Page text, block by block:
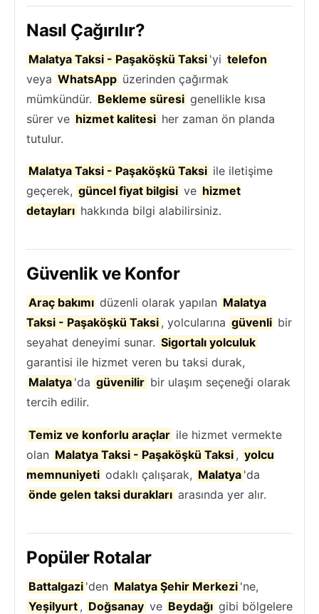
Nasıl Çağırılır?
Malatya Taksi - Paşaköşkü Taksi 'yi telefon
veya WhatsApp üzerinden çağırmak
mümkündür. Bekleme süresi genellikle kısa
sürer ve hizmet kalitesi her zaman ön planda
tutulur.
Malatya Taksi - Paşaköşkü Taksi ile iletişime
geçerek, güncel fiyat bilgisi ve hizmet
detayları hakkında bilgi alabilirsiniz.
Güvenlik ve Konfor
Araç bakımı düzenli olarak yapılan Malatya
Taksi - Paşaköşkü Taksi , yolcularına güvenli bir
seyahat deneyimi sunar. Sigortalı yolculuk
garantisi ile hizmet veren bu taksi durak,
Malatya 'da güvenilir bir ulaşım seçeneği olarak
tercih edilir.
Temiz ve konforlu araçlar ile hizmet vermekte
olan Malatya Taksi - Paşaköşkü Taksi , yolcu
memnuniyeti odaklı çalışarak, Malatya 'da
önde gelen taksi durakları arasında yer alır.
Popüler Rotalar
Battalgazi 'den Malatya Şehir Merkezi 'ne,
Yeşilyurt , Doğsanay ve Beydağı gibi bölgelere